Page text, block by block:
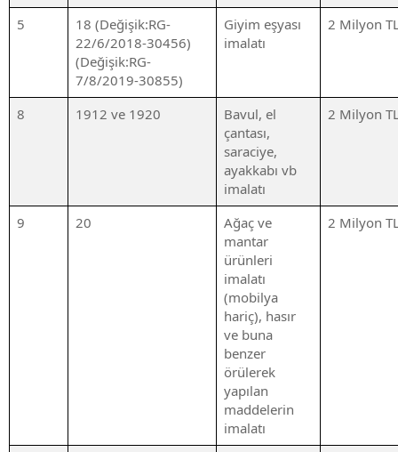
5
18 (Değişik:RG-
22/6/2018-30456)
(Değişik:RG-
7/8/2019-30855)
Giyim eşyası
imalatı
2 Milyon
8 1912 ve 1920
Bavul, el
çantası,
saraciye,
ayakkabı vb
imalatı
2 Milyon
9 20
Ağaç ve
mantar
ürünleri
imalatı
(mobilya
hariç), hasır
ve buna
benzer
örülerek
yapılan
maddelerin
imalatı
2 Milyon